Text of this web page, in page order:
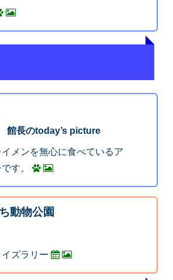
館長のtoday’s picture
メンを無心に食べているア
す。
動物公園
ズラリー